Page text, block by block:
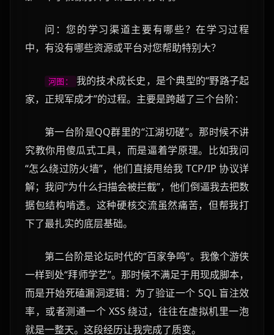
问：您的学习渠道主要有哪些？在学习过程
中，有没有哪些资源或平台对您帮助特别大？
河图：
我的技术成长史，是个典型的“野路子起
家，正规军成才”的过程。主要是跨越了三个台阶：
第一台阶是QQ群里的“江湖切磋”。那时候不讲
究教你用傻瓜式工具，而是逼着学原理。比如我问
“怎么绕过防火墙”，他们直接甩给我 TCP/IP 协议详
解；我问“为什么扫描会被拦截”，他们倒逼我去把数
据包结构啃透。这种硬核交流虽然痛苦，但帮我打
下了最扎实的底层基础。
第二台阶是论坛时代的“百家争鸣”。我像个游侠
一样到处“拜师学艺”。那时候不满足于用现成脚本，
而是开始死磕漏洞逻辑：为了验证一个 SQL 盲注效
率，或者测通一个 XSS 绕过，往往在虚拟机里一泡
就是一整天。这段经历让我完成了质变。